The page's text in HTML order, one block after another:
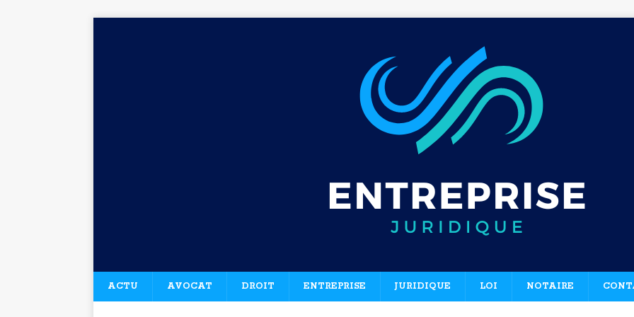
ACTU AVOCAT DROIT ENTREPRISE JURIDIQUE LOI NOTAIRE